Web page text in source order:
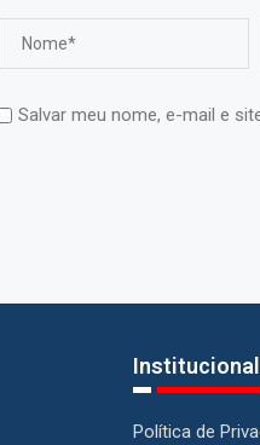
Salvar meu nome, e-mail e
Institucional
Política de